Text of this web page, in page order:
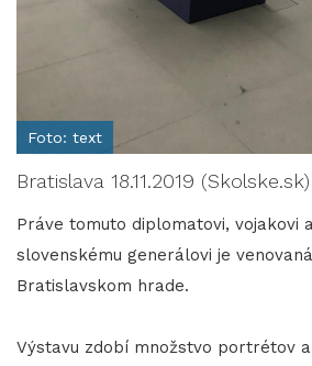
Foto: text
Bratislava 18.11.2019 (Skolske.sk)
Práve tomuto diplomatovi, vojakovi
slovenskému generálovi je
Bratislavskom hrade.
Výstavu zdobí množstvo portrétov